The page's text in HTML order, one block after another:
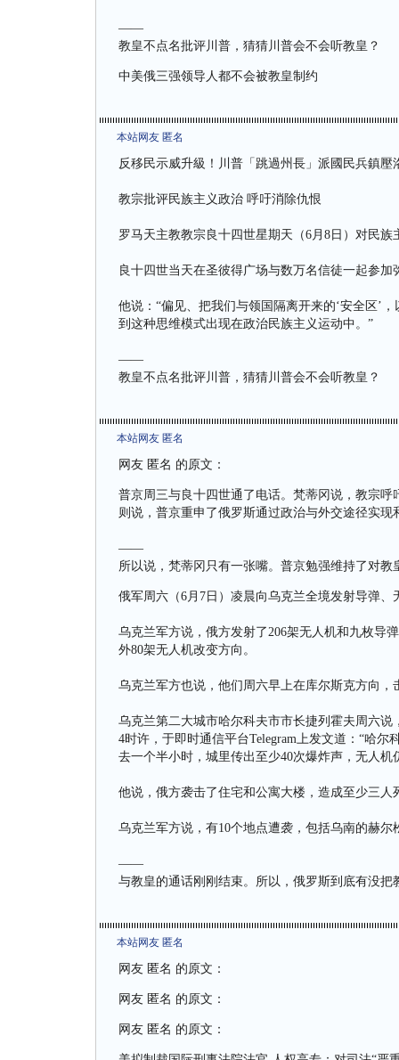
——
教皇不点名批评川普，猜猜川普会不会听教皇？
中美俄三强领导人都不会被教皇制约
本站网友 匿名
反移民示威升級！川普「跳過州長」派國民兵鎮壓
教宗批评民族主义政治 呼吁消除仇恨
罗马天主教教宗良十四世星期天（6月8日）对民
良十四世当天在圣彼得广场与数万名信徒一起参
他说：“偏见、把我们与领国隔离开来的‘安全区’
到这种思维模式出现在政治民族主义运动中。”
——
教皇不点名批评川普，猜猜川普会不会听教皇？
本站网友 匿名
网友 匿名 的原文：
普京周三与良十四世通了电话。梵蒂冈说，教宗
则说，普京重申了俄罗斯通过政治与外交途径实
——
所以说，梵蒂冈只有一张嘴。普京勉强维持了对教
俄军周六（6月7日）凌晨向乌克兰全境发射导弹
乌克兰军方说，俄方发射了206架无人机和九枚导
外80架无人机改变方向。
乌克兰军方也说，他们周六早上在库尔斯克方向
乌克兰第二大城市哈尔科夫市市长捷列霍夫周六
4时许，于即时通信平台Telegram上发文道：“哈
去一个半小时，城里传出至少40次爆炸声，无人机
他说，俄方袭击了住宅和公寓大楼，造成至少三
乌克兰军方说，有10个地点遭袭，包括乌南的赫
——
与教皇的通话刚刚结束。所以，俄罗斯到底有没
本站网友 匿名
网友 匿名 的原文：
网友 匿名 的原文：
网友 匿名 的原文：